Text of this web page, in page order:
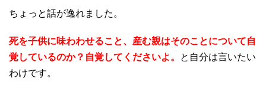
ちょっと話が逸れました。
死を子供に味わわせること、産む親はそのことについて自
覚しているのか？自覚してくださいよ。
と自分は言いたい
わけです。